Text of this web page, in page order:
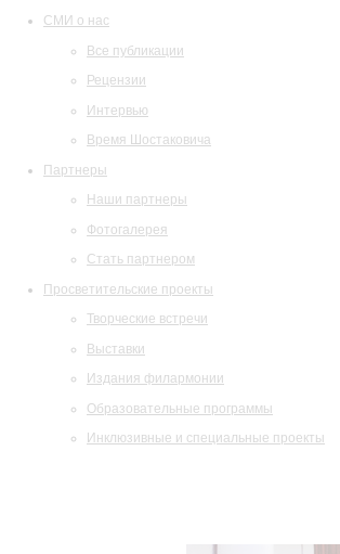
СМИ о нас
Все публикации
Рецензии
Интервью
Время Шостаковича
Партнеры
Наши партнеры
Фотогалерея
Стать партнером
Просветительские проекты
Творческие встречи
Выставки
Издания филармонии
Образовательные программы
Инклюзивные и специальные проекты